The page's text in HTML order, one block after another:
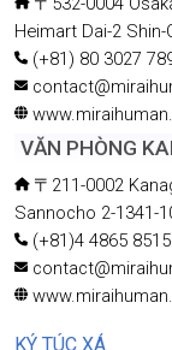
VĂN PHÒNG ĐẠI
VĂN PHÒNG Ở
〒532-0004
Heimart Dai-2 Shin-
(+81) 80 3027
VĂN PHÒNG
〒211-0002